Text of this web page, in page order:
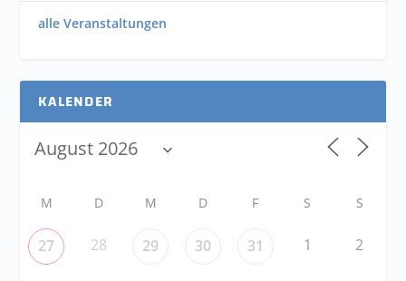
alle Veranstaltungen
KALENDER
M D M D F S S
27 28 29 30 31 1 2